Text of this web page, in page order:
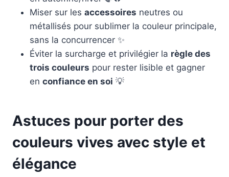
Miser sur les accessoires neutres ou
métallisés pour sublimer la couleur principale,
sans la concurrencer ✨
Éviter la surcharge et privilégier la règle des
trois couleurs pour rester lisible et gagner
en confiance en soi 💡
Astuces pour porter des
couleurs vives avec style et
élégance